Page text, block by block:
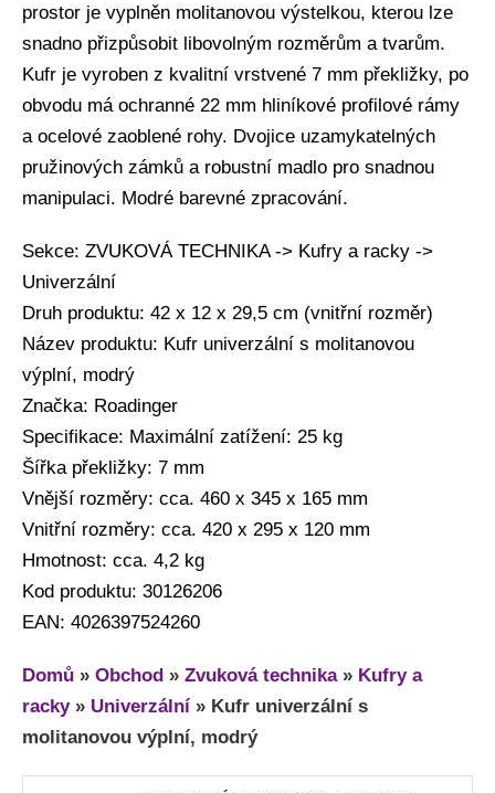
prostor je vyplněn molitanovou výstelkou, kterou lze
snadno přizpůsobit libovolným rozměrům a tvarům.
Kufr je vyroben z kvalitní vrstvené 7 mm překližky, po
obvodu má ochranné 22 mm hliníkové profilové rámy
a ocelové zaoblené rohy. Dvojice uzamykatelných
pružinových zámků a robustní madlo pro snadnou
manipulaci. Modré barevné zpracování.
Sekce: ZVUKOVÁ TECHNIKA -> Kufry a racky ->
Univerzální
Druh produktu: 42 x 12 x 29,5 cm (vnitřní rozměr)
Název produktu: Kufr univerzální s molitanovou
výplní, modrý
Značka: Roadinger
Specifikace: Maximální zatížení: 25 kg
Šířka překližky: 7 mm
Vnější rozměry: cca. 460 x 345 x 165 mm
Vnitřní rozměry: cca. 420 x 295 x 120 mm
Hmotnost: cca. 4,2 kg
Kod produktu: 30126206
EAN: 4026397524260
Domů » Obchod » Zvuková technika» Kufry a
racky» Univerzální » Kufr univerzální s
molitanovou výplní, modrý